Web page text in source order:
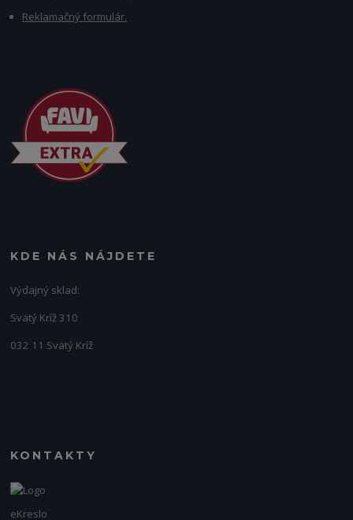
Reklamačný formulár.
KDE NÁS NÁJDETE
Výdajný sklad:
Svätý Kríž 310
032 11 Svätý Kríž
KONTAKTY
eKreslo